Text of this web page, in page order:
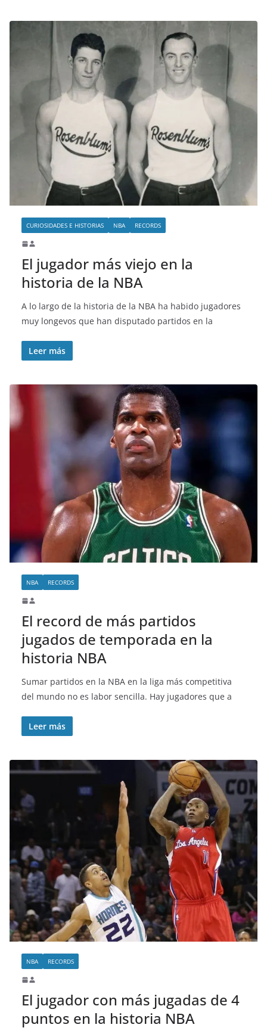
CURIOSIDADES E HISTORIAS NBA RECORDS
El jugador más viejo en la
historia de la NBA
A lo largo de la historia de la NBA ha habido jugadores
muy longevos que han disputado partidos en la
Leer más
NBA RECORDS
El record de más partidos
jugados de temporada en la
historia NBA
Sumar partidos en la NBA en la liga más competitiva
del mundo no es labor sencilla. Hay jugadores que a
Leer más
NBA RECORDS
El jugador con más jugadas de 4
puntos en la historia NBA